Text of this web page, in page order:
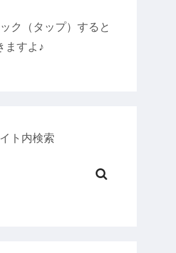
ク（タップ）すると
ますよ♪
ト内検索